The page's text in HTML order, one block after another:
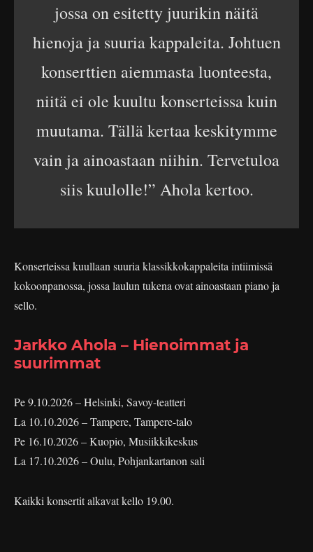
jossa on esitetty juurikin näitä
hienoja ja suuria kappaleita. Johtuen
konserttien aiemmasta luonteesta,
niitä ei ole kuultu konserteissa kuin
muutama. Tällä kertaa keskitymme
vain ja ainoastaan niihin. Tervetuloa
siis kuulolle!” Ahola kertoo.
Konserteissa kuullaan suuria klassikkokappaleita intiimissä
kokoonpanossa, jossa laulun tukena ovat ainoastaan piano ja
sello.
Jarkko Ahola – Hienoimmat ja
suurimmat
Pe 9.10.2026 – Helsinki, Savoy-teatteri
La 10.10.2026 – Tampere, Tampere-talo
Pe 16.10.2026 – Kuopio, Musiikkikeskus
La 17.10.2026 – Oulu, Pohjankartanon sali
Kaikki konsertit alkavat kello 19.00.